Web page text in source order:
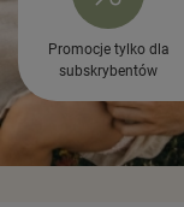
Promocje tylko dla
subskrybentów